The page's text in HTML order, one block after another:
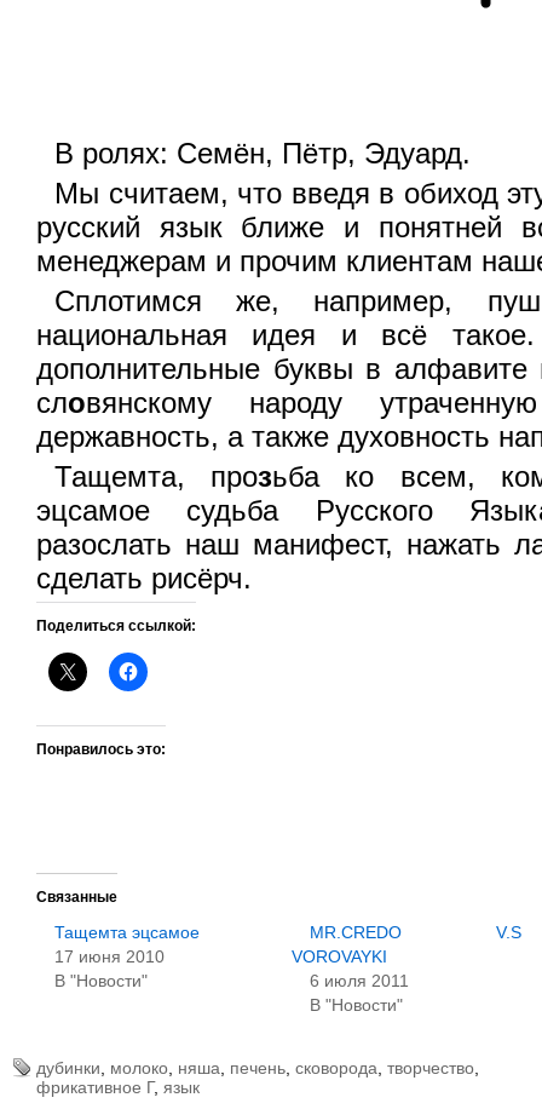
В ролях: Семён, Пётр, Эдуард.
Мы считаем, что введя в обиход
русский язык ближе и понятней
менеджерам и прочим клиентам
Сплотимся же, например,
национальная идея и всё
дополнительные буквы в
словянскому народу
державность, а также духовность
Тащемта, прозьба ко всем,
эцсамое судьба Русского
разослать наш манифест, нажать
сделать рисёрч.
Поделиться ссылкой:
Понравилось это:
Связанные
Тащемта эцсамое
17 июня 2010
В "Новости"
MR.CREDO V.S
VOROVAYKI
6 июля 2011
В "Новости"
дубинки молоко няша печень сковорода творчество
фрикативное Г, язык